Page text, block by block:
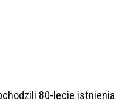
80-lecie istnienia